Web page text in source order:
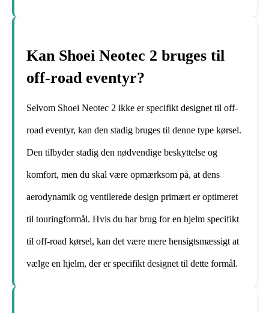
Kan Shoei Neotec 2 bruges til
off-road eventyr?
Selvom Shoei Neotec 2 ikke er specifikt designet til off-
road eventyr, kan den stadig bruges til denne type kørsel.
Den tilbyder stadig den nødvendige beskyttelse og
komfort, men du skal være opmærksom på, at dens
aerodynamik og ventilerede design primært er optimeret
til touringformål. Hvis du har brug for en hjelm specifikt
til off-road kørsel, kan det være mere hensigtsmæssigt at
vælge en hjelm, der er specifikt designet til dette formål.